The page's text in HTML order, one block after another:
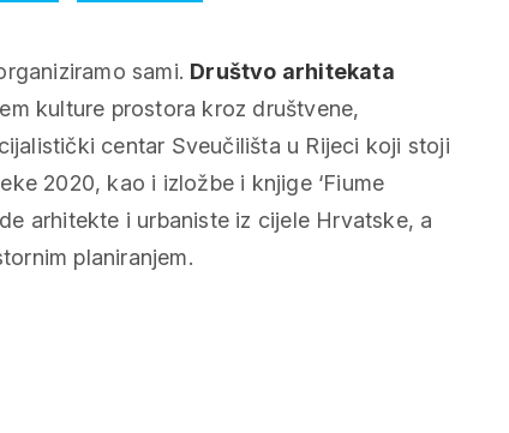
sami. Društvo arhitekata
kulture prostora kroz društvene,
centar Sveučilišta u Rijeci koji stoji
2020, kao i izložbe i knjige ‘Fiume
arhitekte i urbaniste iz cijele Hrvatske, a
planiranjem.